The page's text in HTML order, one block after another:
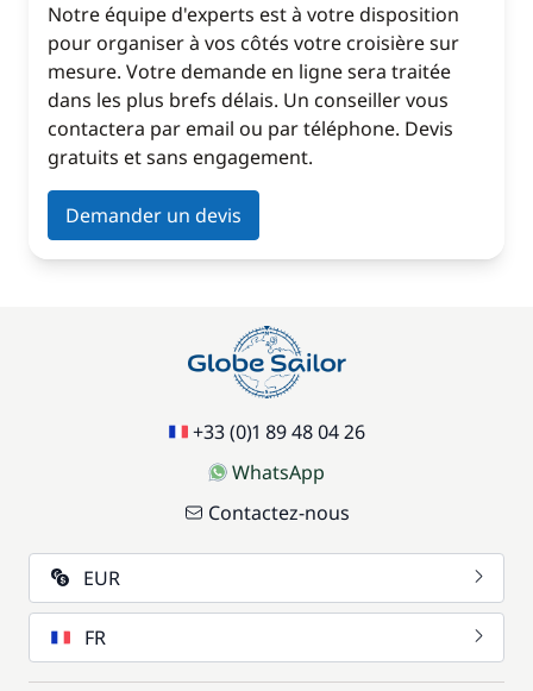
Notre équipe d'experts est à votre disposition
pour organiser à vos côtés votre croisière sur
mesure. Votre demande en ligne sera traitée
dans les plus brefs délais. Un conseiller vous
contactera par email ou par téléphone. Devis
gratuits et sans engagement.
Demander un devis
+33 (0)1 89 48 04 26
WhatsApp
Contactez-nous
EUR
FR